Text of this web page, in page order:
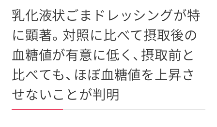
乳化液状ごまドレッシングが特
に顕著。対照に比べて摂取後の
血糖値が有意に低く、摂取前と
比べても、ほぼ血糖値を上昇さ
せないことが判明